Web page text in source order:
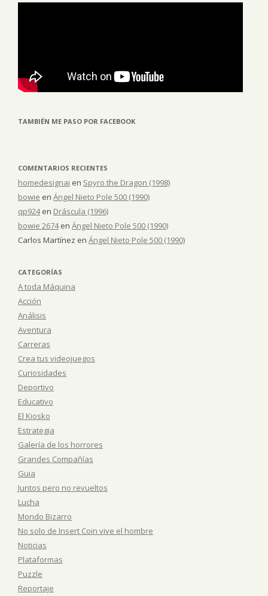
TAMBIÉN ME PASO POR FACEBOOK
COMENTARIOS RECIENTES
homedesignai en Spyro the Dragon (1998)
bowie en Ángel Nieto Pole 500 (1990)
qp924en Dráscula (1996)
bowie 2674en Ángel Nieto Pole 500 (1990)
Carlos Martínez en Ángel Nieto Pole 500 (1990)
CATEGORÍAS
A toda Máquina
Acción
Análisis
Aventura
Carreras
Crea tus videojuegos
Curiosidades
Deportivo
Educativo
El Kiosko
Estrategia
Galería de los horrores
Grandes Compañías
Guia
Juntos pero no revueltos
Lucha
Mondo Bizarro
No solo de Insert Coin vive el hombre
Noticias
Plataformas
Puzzle
Reportaje